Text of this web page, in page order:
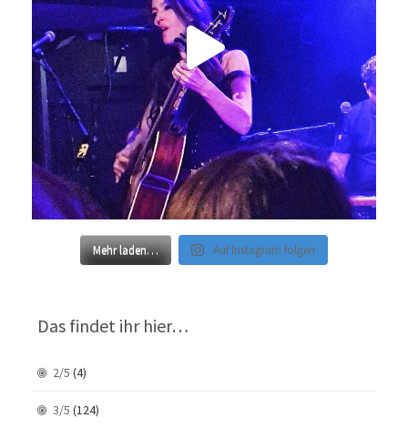
Mehr laden… Auf Instagram folgen
Das findet ihr hier…
2/5 (4)
3/5 (124)